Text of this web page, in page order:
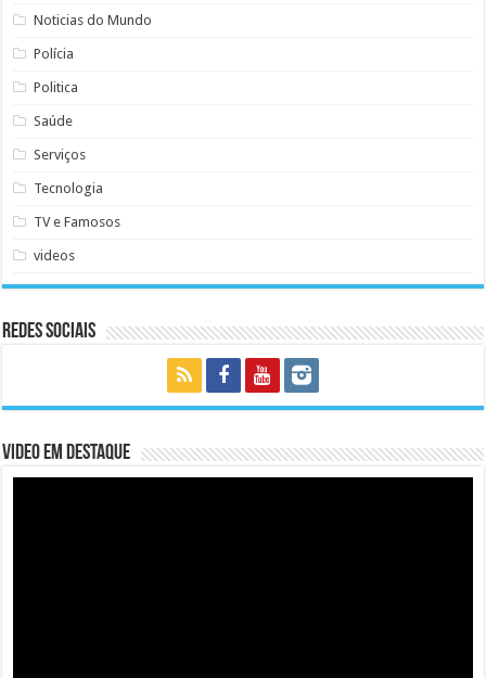
Noticias do Mundo
Polícia
Politica
Saúde
Serviços
Tecnologia
TV e Famosos
videos
Redes Sociais
Video em Destaque